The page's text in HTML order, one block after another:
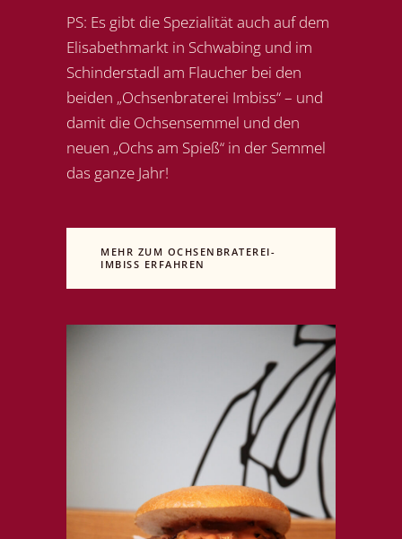
PS: Es gibt die Spezialität auch auf dem
Elisabethmarkt in Schwabing und im
Schinderstadl am Flaucher bei den
beiden „Ochsenbraterei Imbiss“ – und
damit die Ochsensemmel und den
neuen „Ochs am Spieß“ in der Semmel
das ganze Jahr!
MEHR ZUM OCHSENBRATEREI-
IMBISS ERFAHREN